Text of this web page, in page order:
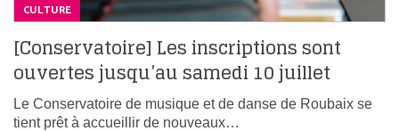
CULTURE
[Conservatoire] Les inscriptions sont
ouvertes jusqu’au samedi 10 juillet
Le Conservatoire de musique et de danse de Roubaix se
tient prêt à accueillir de nouveaux…